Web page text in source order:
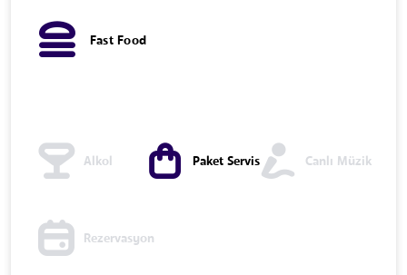
Fast Food
Alkol Paket Servis Canlı Müzik
Rezervasyon